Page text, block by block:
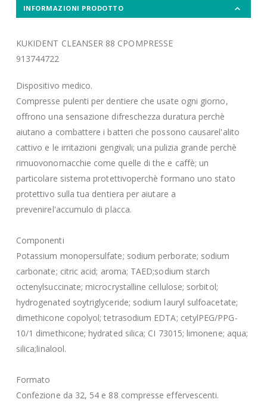
INFORMAZIONI PRODOTTO
KUKIDENT CLEANSER 88 CPOMPRESSE
913744722
Dispositivo medico.
Compresse pulenti per dentiere che usate ogni giorno,
offrono una sensazione difreschezza duratura perchè
aiutano a combattere i batteri che possono causarel'alito
cattivo e le irritazioni gengivali; una pulizia grande perchè
rimuovonomacchie come quelle di the e caffè; un
particolare sistema protettivoperchè formano uno stato
protettivo sulla tua dentiera per aiutare a
prevenirel'accumulo di placca.
Componenti
Potassium monopersulfate; sodium perborate; sodium
carbonate; citric acid; aroma; TAED;sodium starch
octenylsuccinate; microcrystalline cellulose; sorbitol;
hydrogenated soytriglyceride; sodium lauryl sulfoacetate;
dimethicone copolyol; tetrasodium EDTA; cetylPEG/PPG-
10/1 dimethicone; hydrated silica; CI 73015; limonene; aqua;
silica;linalool.
Formato
Confezione da 32, 54 e 88 compresse effervescenti.